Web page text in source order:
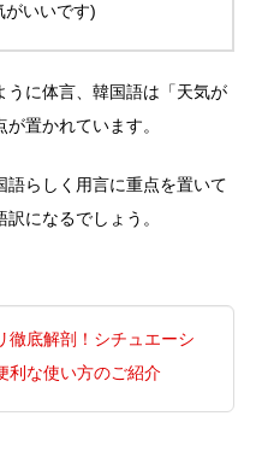
がいいです)
うに体言、韓国語は「天気が
置かれています。
語らしく用言に重点を置いて
になるでしょう。
徹底解剖！シチュエーシ
利な使い方のご紹介